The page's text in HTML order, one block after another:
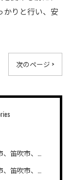
かりと行い、安
次のページ >
、昭和町、
LandAuto（ランドオート）へご相談ください 安い